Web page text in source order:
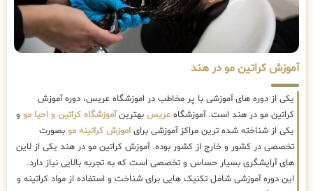
آموزش کراتین مو در هند
یکی از دوره های آموزشی با پر مخاطب در اموزشگاه عریس، دوره آموزش
کراتین مو در هند است. آموزشگاه عریس بهترینآموزشگاه کراتین و احیا مو و
یکی از شناخته شده ترین مراکز آموزشی برای اموزش کراتینه مو بصورت
تخصصی در کشور و خارج از کشور بوده. آموزش کراتین مو در هند یکی از لاین
های آرایشگری بسیار حساس و تخصصی است که به تجربه بالایی نیاز دارد.
این دوره آموزشی شامل تکنیک هایی برای شناخت و استفاده از مواد کراتینه و